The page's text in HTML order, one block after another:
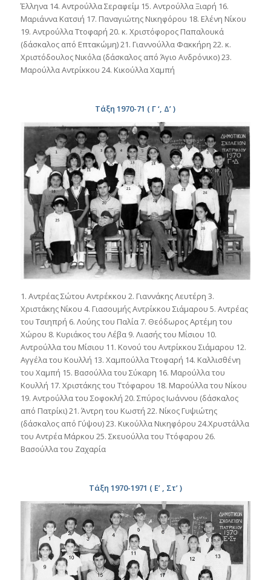
Έλληνα 14. Αντρούλλα Σεραφείμ 15. Αντρούλλα Ξιαρή 16.
Μαριάννα Κατσιή 17. Παναγιώτης Νικηφόρου 18. Ελένη Νίκου
19. Αντρούλλα Ττοφαρή 20. κ. Χριστόφορος Παπαλουκά
(δάσκαλος από Επτακώμη) 21. Γιαννούλλα Φακκήρη 22. κ.
Χριστόδουλος Νικόλα (δάσκαλος από Άγιο Ανδρόνικο) 23.
Μαρούλλα Αντρίκκου 24. Κικούλλα Χαμπή
Τάξη 1970-71 ( Γ ‘, Δ’ )
1. Αντρέας Σώτου Αντρέκκου 2. Γιαννάκης Λευτέρη 3.
Χριστάκης Νίκου 4. Γιασουμής Αντρίκκου Σιάμαρου 5. Αντρέας
του Τσιηπρή 6. Λούης του Παλία 7. Θεόδωρος Αρτέμη του
Χώρου 8. Κυριάκος του Λέβα 9. Λιασής του Μίσιου 10.
Αντρούλλα του Μίσιου 11. Κονού του Αντρίκκου Σιάμαρου 12.
Αγγέλα του Κουλλή 13. Χαμπούλλα Ττοφαρή 14. Καλλισθένη
του Χαμπή 15. Βασούλλα του Σύκαρη 16. Μαρούλλα του
Κουλλή 17. Χριστάκης του Ττόφαρου 18. Μαρούλλα του Νίκου
19. Αντρούλλα του Σοφοκλή 20. Σπύρος Ιωάννου (δάσκαλος
από Πατρίκι) 21. Άντρη του Κωστή 22. Νίκος Γυψιώτης
(δάσκαλος από Γύψου) 23. Κικούλλα Νικηφόρου 24.Χρυστάλλα
του Αντρέα Μάρκου 25. Σκευούλλα του Ττόφαρου 26.
Βασούλλα του Ζαχαρία
Τάξη 1970-1971 ( Ε’ , Στ’ )